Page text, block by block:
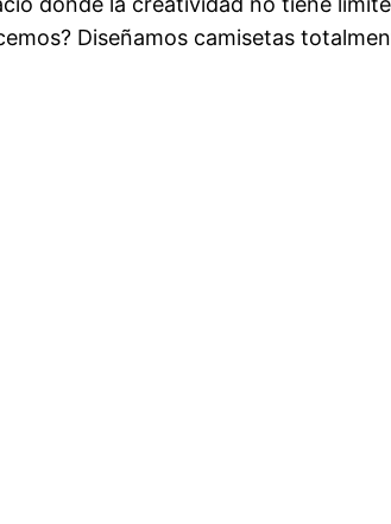
Diseñamos camisetas